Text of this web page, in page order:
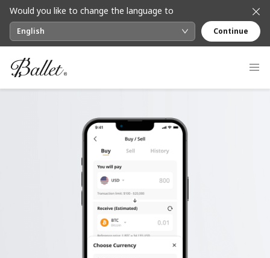
Would you like to change the language to
English Continue